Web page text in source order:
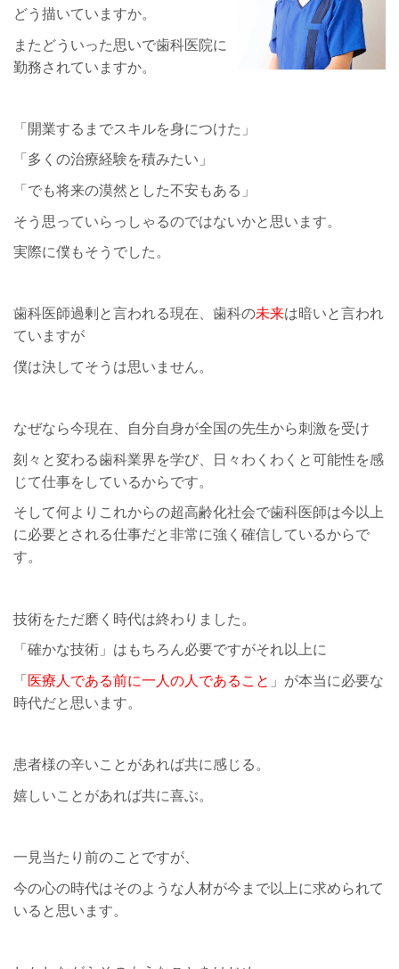
どう描いていますか。
またどういった思いで歯科医院に
勤務されていますか。
「開業するまでスキルを身につけた」
「多くの治療経験を積みたい」
「でも将来の漠然とした不安もある」
そう思っていらっしゃるのではないかと思います。
実際に僕もそうでした。
歯科医師過剰と言われる現在、歯科の未来は暗いと言われ
ていますが
僕は決してそうは思いません。
なぜなら今現在、自分自身が全国の先生から刺激を受け
刻々と変わる歯科業界を学び、日々わくわくと可能性を感
じて仕事をしているからです。
そして何よりこれからの超高齢化社会で歯科医師は今以上
に必要とされる仕事だと非常に強く確信しているからで
す。
技術をただ磨く時代は終わりました。
「確かな技術」はもちろん必要ですがそれ以上に
「 医療人である前に一人の人であること 」が本当に必要な
時代だと思います。
患者様の辛いことがあれば共に感じる。
嬉しいことがあれば共に喜ぶ。
一見当たり前のことですが、
今の心の時代はそのような人材が今まで以上に求められて
いると思います。